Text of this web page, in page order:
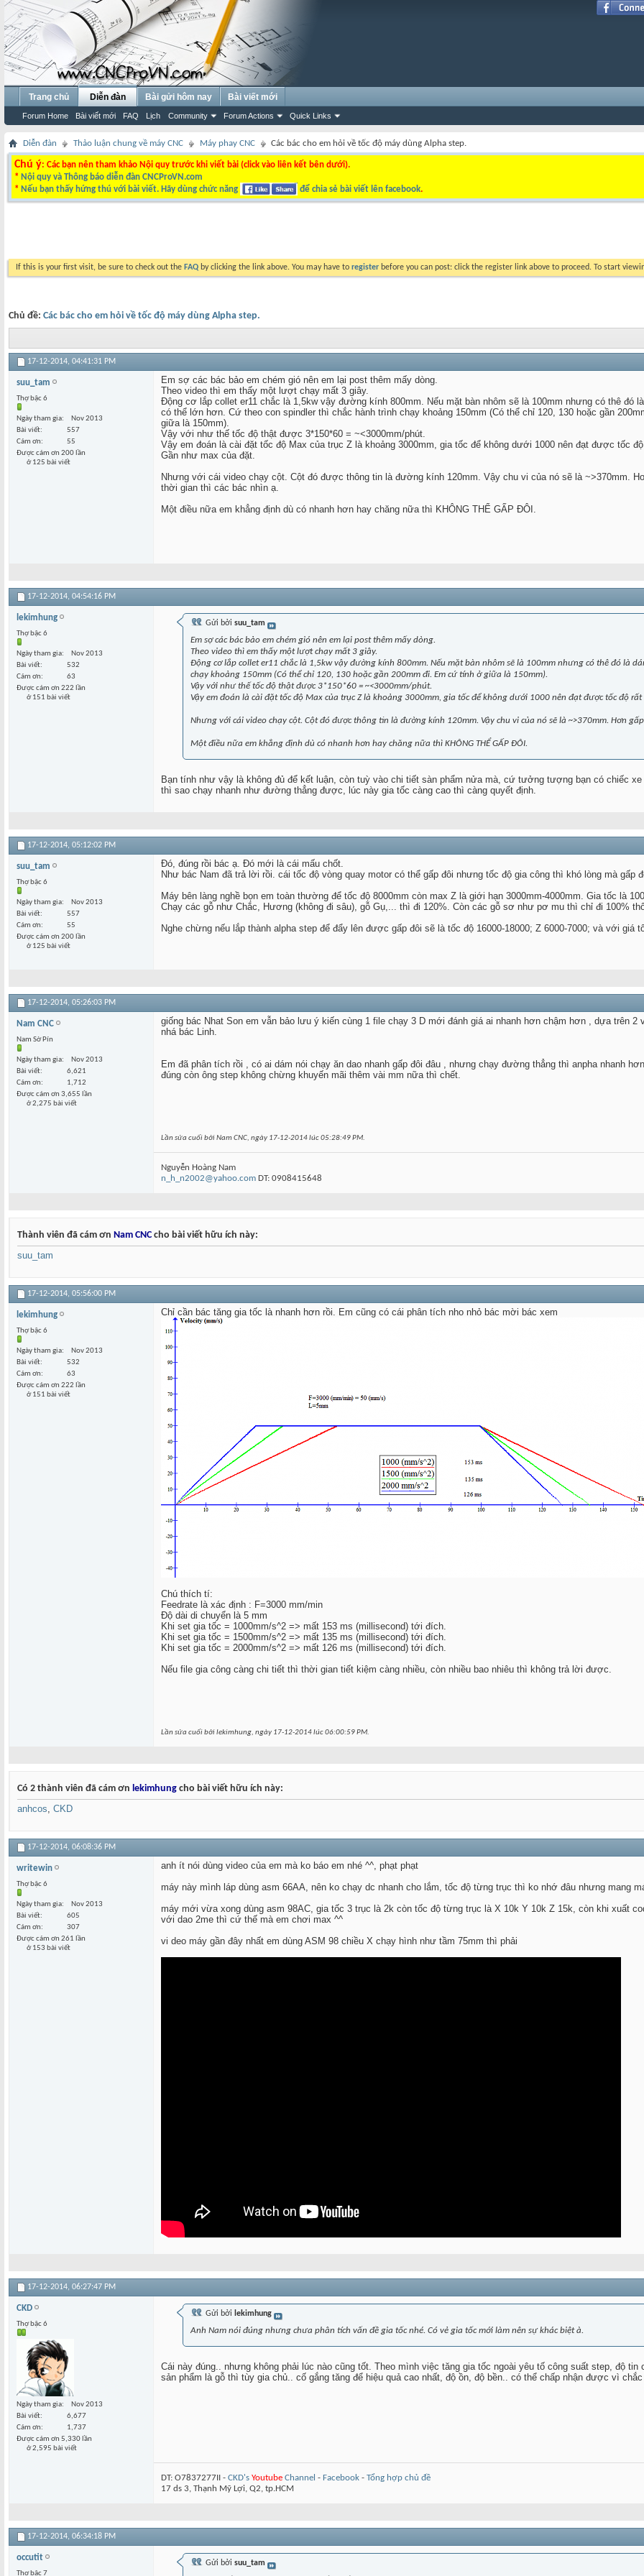
Trang chủ Diễn đàn
Forum Home Bài viết mới FAQ Lịch Community Forum Actions Quick Links
Bài gửi hôm nay Bài viết mới
Diễn đàn Thảo luận chung về máy CNC Máy phay CNC Các bác cho em hỏi về tốc độ máy dùng Alpha step.
Chú ý: Các bạn nên tham khảo Nội quy trước khi viết bài (click vào liên kết bên dưới).
* Nội quy và Thông báo diễn đàn CNCProVN.com
* Nếu bạn thấy hứng thú với bài viết. Hãy dùng chức năng để chia sẻ bài viết lên facebook.
If this is your first visit, be sure to check out the FAQ by clicking the link above. You may have to register before you can post: click the register link above to proceed. To start
Chủ đề: Các bác cho em hỏi về tốc độ máy dùng Alpha step.
17-12-2014, 04:41:31 PM
suu_tam
Thợ bậc 6
Ngày tham gia
Nov 2013
Bài viết
557
Cám ơn
55
Được cám ơn 200 lần
ở 125 bài viết
Em sợ các bác bảo em chém gió nên em lại post thêm mấy dòng.
Theo video thì em thấy một lượt chạy mất 3 giây.
Động cơ lắp collet er11 chắc là 1,5kw vậy đường kính 800mm. Nếu mặt bàn nhôm sẽ là 100mm nhưng có thê đó
có thể lớn hơn. Cứ theo con spindler thì chắc hành trình chạy khoảng 150mm (Có thể chỉ 120, 130 hoặc gần
giữa là 150mm).
Vậy với như thế tốc độ thật được 3*150*60 = ~<3000mm/phút.
Vậy em đoán là cài đặt tốc độ Max của trục Z là khoảng 3000mm, gia tốc để không dưới 1000 nên đạt được tốc
Gần như max của đặt.
Nhưng với cái video chạy cột. Cột đó được thông tin là đường kính 120mm. Vậy chu vi của nó sẽ là ~>370mm.
thời gian thì các bác nhìn ạ.
Một điều nữa em khẳng định dù có nhanh hơn hay chăng nữa thì KHÔNG THỂ GẤP ĐÔI.
17-12-2014, 04:54:16 PM
lekimhung
Thợ bậc 6
Ngày tham gia
Nov 2013
Bài viết
532
Cám ơn
63
Được cám ơn 222 lần
ở 151 bài viết
Gửi bởi suu_tam
Em sợ các bác bảo em chém gió nên em lại post thêm mấy dòng.
Theo video thì em thấy một lượt chạy mất 3 giây.
Động cơ lắp collet er11 chắc là 1,5kw vậy đường kính 800mm. Nếu mặt bàn nhôm sẽ là 100mm nhưng có thê đó là
chạy khoảng 150mm (Có thể chỉ 120, 130 hoặc gần 200mm đi. Em cứ tính ở giữa là 150mm).
Vậy với như thế tốc độ thật được 3*150*60 = ~<3000mm/phút.
Vậy em đoán là cài đặt tốc độ Max của trục Z là khoảng 3000mm, gia tốc để không dưới 1000 nên đạt được tốc độ
Nhưng với cái video chạy cột. Cột đó được thông tin là đường kính 120mm. Vậy chu vi của nó sẽ là ~>370mm. Hơn
Một điều nữa em khẳng định dù có nhanh hơn hay chăng nữa thì KHÔNG THỂ GẤP ĐÔI.
Bạn tính như vậy là không đủ để kết luận, còn tuỳ vào chi tiết sàn phẩm nửa mà, cứ tưởng tượng bạn có chiếc
thì sao chạy nhanh như đường thẳng được, lúc này gia tốc càng cao thì càng quyết định.
17-12-2014, 05:12:02 PM
suu_tam
Thợ bậc 6
Ngày tham gia
Nov 2013
Bài viết
557
Cám ơn
55
Được cám ơn 200 lần
ở 125 bài viết
Đó, đúng rồi bác ạ. Đó mới là cái mấu chốt.
Như bác Nam đã trả lời rồi. cái tốc độ vòng quay motor có thể gấp đôi nhưng tốc độ gia công thì khó lòng mà gấp
Máy bên làng nghề bọn em toàn thường để tốc độ 8000mm còn max Z là giới hạn 3000mm-4000mm. Gia tốc là
Chạy các gỗ như Chắc, Hương (không đi sâu), gỗ Gụ,... thì đi 120%. Còn các gỗ sơ như pơ mu thì chỉ đi 100%
Nghe chừng nếu lắp thành alpha step để đẩy lên được gấp đôi sẽ là tốc độ 16000-18000; Z 6000-7000; và với giá
17-12-2014, 05:26:03 PM
Nam CNC
Nam Sờ Pín
Ngày tham gia
Nov 2013
Bài viết
6,621
Cám ơn
1,712
Được cám ơn 3,655 lần
ở 2,275 bài viết
giống bác Nhat Son em vẫn bảo lưu ý kiến cùng 1 file chạy 3 D mới đánh giá ai nhanh hơn chậm hơn , dựa trên
nhá bác Linh.
Em đã phân tích rồi , có ai dám nói chạy ăn dao nhanh gấp đôi đâu , nhưng chạy đường thẳng thì anpha nhanh
đúng còn ông step không chừng khuyến mãi thêm vài mm nữa thì chết.
Lần sửa cuối bởi Nam CNC, ngày 17-12-2014 lúc05:28:49 PM.
Nguyễn Hoàng Nam
n_h_n2002@yahoo.com DT: 0908415648
Thành viên đã cám ơn Nam CNC cho bài viết hữu ích này:
suu_tam
17-12-2014, 05:56:00 PM
lekimhung
Thợ bậc 6
Ngày tham gia
Nov 2013
Bài viết
532
Cám ơn
63
Được cám ơn 222 lần
ở 151 bài viết
Chỉ cần bác tăng gia tốc là nhanh hơn rồi. Em cũng có cái phân tích nho nhỏ bác mời bác xem
Chú thích tí:
Feedrate là xác định : F=3000 mm/min
Độ dài di chuyển là 5 mm
Khi set gia tốc = 1000mm/s^2 => mất 153 ms (millisecond) tới đích.
Khi set gia tốc = 1500mm/s^2 => mất 135 ms (millisecond) tới đích.
Khi set gia tốc = 2000mm/s^2 => mất 126 ms (millisecond) tới đích.
Nếu file gia công càng chi tiết thì thời gian tiết kiệm càng nhiều, còn nhiều bao nhiêu thì không trả lời được.
Lần sửa cuối bởi lekimhung, ngày 17-12-2014 lúc06:00:59 PM.
Có 2 thành viên đã cám ơn lekimhung cho bài viết hữu ích này:
anhcos, CKD
17-12-2014, 06:08:36 PM
writewin
Thợ bậc 6
Ngày tham gia
Nov 2013
Bài viết
605
Cám ơn
307
Được cám ơn 261 lần
ở 153 bài viết
anh ít nói dùng video của em mà ko báo em nhé ^^, phạt phạt
máy này mình láp dùng asm 66AA, nên ko chạy dc nhanh cho lắm, tốc độ từng trục thì ko nhớ đâu nhưng mang
máy mới vừa xong dùng asm 98AC, gia tốc 3 trục là 2k còn tốc độ từng trục là X 10k Y 10k Z 15k, còn khi xuất
với dao 2me thì cứ thế mà em chơi max ^^
vi deo máy gần đây nhất em dùng ASM 98 chiều X chạy hình như tầm 75mm thì phải
17-12-2014, 06:27:47 PM
CKD
Thợ bậc 6
Ngày tham gia
Nov 2013
Bài viết
6,677
Cám ơn
1,737
Được cám ơn 5,330 lần
ở 2,595 bài viết
Gửi bởi lekimhung
Anh Nam nói đúng nhưng chưa phân tích vấn đề gia tốc nhé. Có vẻ gia tốc mới làm nên sự khác biệt à.
Cái này đúng.. nhưng không phải lúc nào cũng tốt. Theo mình việc tăng gia tốc ngoài yêu tố công suất step, độ
sản phẩm là gỗ thì tùy gia chủ.. cố gắng tăng để hiệu quả cao nhất, độ ồn, độ bền.. có thể chấp nhận được vì
DT: O7837277II - CKD's Youtube Channel - Facebook - Tổng hợp chủ đề
17 ds 3, Thạnh Mỹ Lợi, Q2, tp.HCM
17-12-2014, 06:34:18 PM
occutit
Thợ bậc 7
Gửi bởi suu_tam